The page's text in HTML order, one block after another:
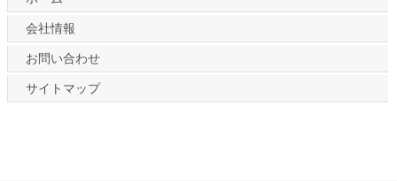
会社情報
お問い合わせ
サイトマップ